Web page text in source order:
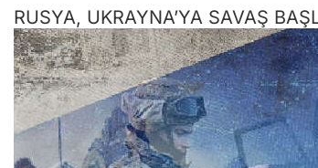
RUSYA, UKRAYNA’YA SAVAŞ